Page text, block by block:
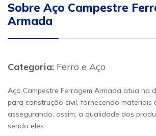
Sobre Aço Campestre
Armada
Categoria: Ferro e Aço
Aço Campestre Ferragem Armada atua na
para construção civil, fornecendo materiais
assegurando, assim, a qualidade dos
sendo eles: